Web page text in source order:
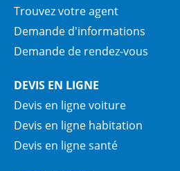
Trouvez votre agent
Demande d'informations
Demande de rendez-vous
DEVIS EN LIGNE
Devis en ligne voiture
Devis en ligne habitation
Devis en ligne santé